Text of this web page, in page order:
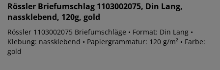
Rössler Briefumschlag 1103002075, Din Lang,
nassklebend, 120g, gold
Rössler 1103002075 Briefumschläge • Format: Din Lang •
Klebung: nassklebend • Papiergrammatur: 120 g/m² • Farbe:
gold